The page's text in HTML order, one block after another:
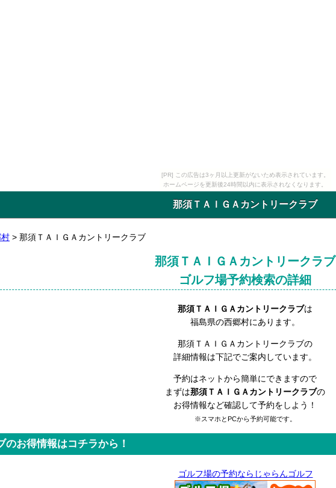
[PR] この広告は3ヶ月以上更新がないため表示されています。
ホームページを更新後24時間以内に表示されなくなります。
那須ＴＡＩＧＡカントリークラブ
> 那須ＴＡＩＧＡカントリークラブ
那須ＴＡＩＧＡカントリークラブ
ゴルフ場予約検索の詳細
那須ＴＡＩＧＡカントリークラブは
福島県の西郷村にあります。
那須ＴＡＩＧＡカントリークラブの
詳細情報は下記でご案内しています。
予約はネットから簡単にできますので
まずは那須ＴＡＩＧＡカントリークラブの
お得情報など確認して予約をしよう！
※スマホとPCから予約可能です。
お得情報はコチラから！
ゴルフ場の予約ならじゃらんゴルフ